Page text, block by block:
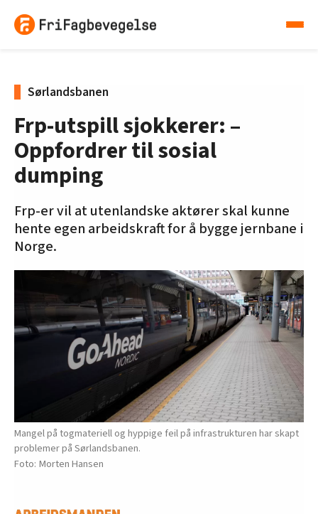
Sørlandsbanen
Frp-utspill sjokkerer: –
Oppfordrer til sosial
dumping
Frp-er vil at utenlandske aktører skal kunne
hente egen arbeidskraft for å bygge jernbane i
Norge.
Mangel på togmateriell og hyppige feil på infrastrukturen har skapt
problemer på Sørlandsbanen.
Morten Hansen